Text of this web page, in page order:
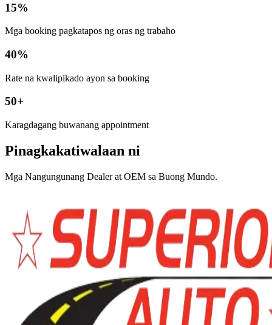
15%
Mga booking pagkatapos ng oras ng trabaho
40%
Rate na kwalipikado ayon sa booking
50+
Karagdagang buwanang appointment
Pinagkakatiwalaan ni
Mga Nangungunang Dealer at OEM sa Buong Mundo.